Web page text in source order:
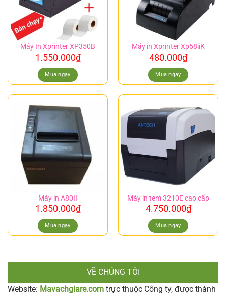
Máy In Xprinter XP350B
1.550.000₫
Mua ngay
Máy in Xprinter Xp58iiK
480.000₫
Mua ngay
Máy in A80II
1.850.000₫
Mua ngay
Máy in tem 3210E cao cấp
4.750.000₫
Mua ngay
VỀ CHÚNG TÔI
Website: Mavachgiare.com trực thuộc Công ty, được thành